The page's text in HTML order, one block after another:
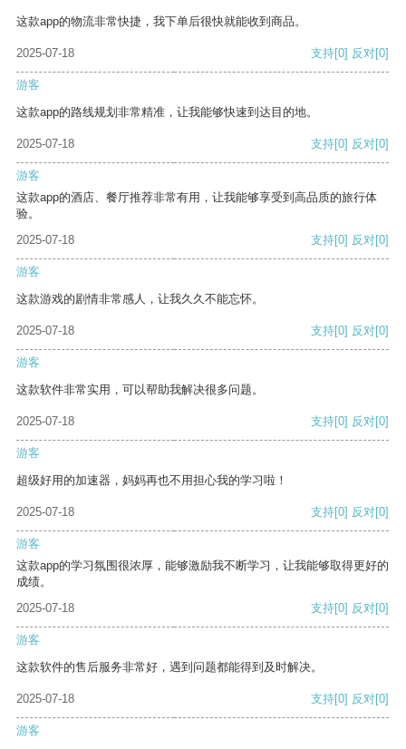
这款app的物流非常快捷，我下单后很快就能收到商品。
2025-07-18 支持[0] 反对[0]
游客
这款app的路线规划非常精准，让我能够快速到达目的地。
2025-07-18 支持[0] 反对[0]
游客
这款app的酒店、餐厅推荐非常有用，让我能够享受到高品质的旅行体
验。
2025-07-18
支持[0] 反对[0]
游客
这款游戏的剧情非常感人，让我久久不能忘怀。
2025-07-18 支持[0] 反对[0]
游客
这款软件非常实用，可以帮助我解决很多问题。
2025-07-18 支持[0] 反对[0]
游客
超级好用的加速器，妈妈再也不用担心我的学习啦！
2025-07-18 支持[0] 反对[0]
游客
这款app的学习氛围很浓厚，能够激励我不断学习，让我能够取得更好的
成绩。
2025-07-18
支持[0] 反对[0]
游客
这款软件的售后服务非常好，遇到问题都能得到及时解决。
2025-07-18 支持[0] 反对[0]
游客